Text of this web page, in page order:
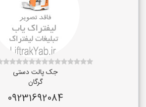
جک پالت دستی
گرگان
09231692084